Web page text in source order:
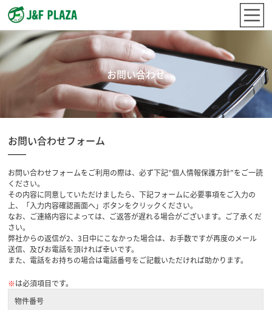
お問い合わせ
お問い合わせフォーム
お問い合わせフォームをご利用の際は、必ず下記”個人情報保護方針”をご一読
ください。
その内容に同意していただけましたら、下記フォームに必要事項をご入力の
上、「入力内容確認画面へ」ボタンをクリックください。
なお、ご連絡内容によっては、ご返答が遅れる場合がございます。ご了承くだ
さい。
弊社からの返信が2、3日中にこなかった場合は、お手数ですが再度のメール
送信、及びお電話を頂ければ幸いです。
また、電話をお持ちの場合は電話番号をご記載いただければ助かります。
※は必須項目です。
物件番号